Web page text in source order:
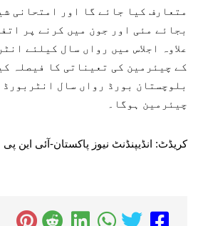
متعارف کیا جائے گا اور امتحانی
بجائے مئی اور جون میں کرنے پر
علاوہ اجلاس میں رواں سال کیلئے
کے چیئرمین کی تعیناتی کا فیصلہ
بلوچستان بورڈ رواں سال انٹربورڈ
چیئرمین ہوگا۔
کریڈٹ: انڈیپنڈنٹ نیوز پاکستان-آئی این پی